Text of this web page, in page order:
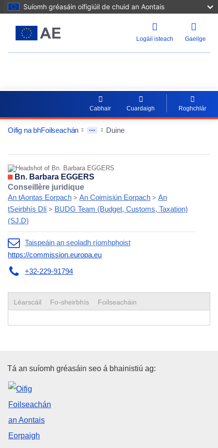
Suíomh gréasáin oifigiúil de chuid an Aontais
Logáil isteach Gaeilge
Cabhair Cuardaigh Roghchlár
Oifig na bhFoilseachán Duine
EntityDetailActions
Bn. Barbara EGGERS
Conseillère juridique
An tAontas Eorpach > An Coimisiún Eorpach > An
tSeirbhís Dlí > BUDG Team (Budget, Customs, Taxation)
(SJ.D)
Taispeáin an seoladh ríomhphoist
https://commission.europa.eu
+32-229-91794
Léarscáil Fo-sheirbhís Foilseacháin
Oifig Foilseachán an Aontais
Tá an suíomh gréasáin seo á bhainistiú ag: